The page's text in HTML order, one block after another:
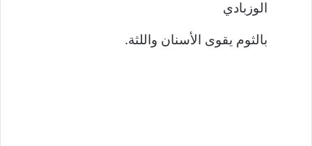
الوزبادي
بالثوم يقوى الأسنان واللثة.